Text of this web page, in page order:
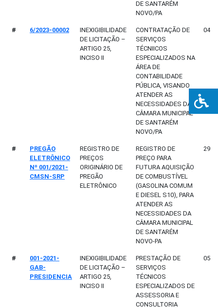
DE SANTARÉM
NOVO/PA
# 6/2023-00002
INEXIGIBILIDADE
DE LICITAÇÃO –
ARTIGO 25,
INCISO II
CONTRATAÇÃO DE
SERVIÇOS
TÉCNIICOS
ESPECIALIZADOS NA
ÁREA DE
CONTABILIDADE
PÚBLICA, VISANDO
ATENDER AS
NECESSIDADES DA
CÂMARA MUNICIPAL
DE SANTARÉM
NOVO/PA
04/
#
PREGÃO
ELETRÔNICO
Nº 001/2021-
CMSN-SRP
REGISTRO DE
PREÇOS
ORIGINÁRIO DE
PREGÃO
ELETRÔNICO
REGISTRO DE
PREÇO PARA
FUTURA AQUISIÇÃO
DE COMBUSTÍVEL
(GASOLINA COMUM
E DIESEL S10), PARA
ATENDER AS
NECESSIDADES DA
CÂMARA MUNICIPAL
DE SANTARÉM
NOVO-PA
29/
#
001-2021-
GAB-
PRESIDENCIA
INEXIGIBILIDADE
DE LICITAÇÃO –
ARTIGO 25,
INCISO II
PRESTAÇÃO DE
SERVIÇOS
TÉCNICOS
ESPECIALIZADOS DE
ASSESSORIA E
CONSULTORIA
05/